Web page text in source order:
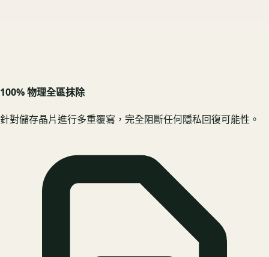
100% 物理全區抹除
針對儲存晶片進行多重覆寫，完全阻斷任何隱私回復可能性。